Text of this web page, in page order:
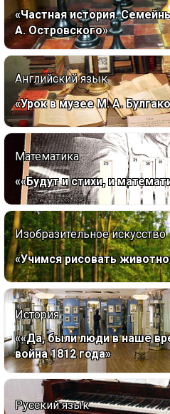
«Частная история.
А. Островского»
Английский язык
«Урок в музее М. А.
Математика
««Будут и стихи, и
Изобразительное искусство
«Учимся рисовать
История
««Да, были люди в наше
война 1812 года»
Русский язык